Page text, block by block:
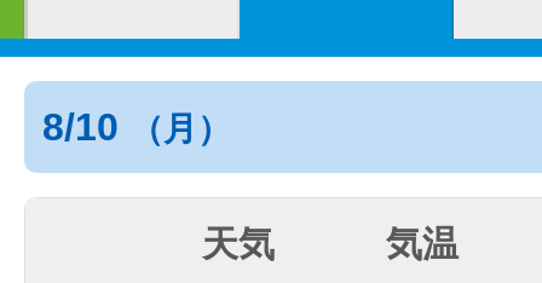
8/10 （月）
天気 気温